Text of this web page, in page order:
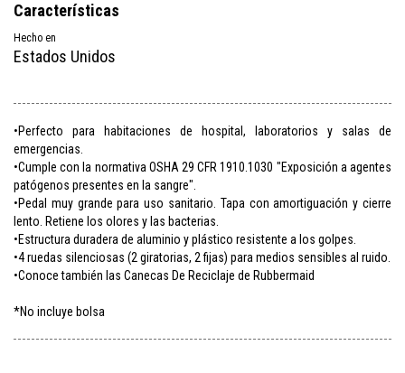
Características
Hecho en
Estados Unidos
•Perfecto para habitaciones de hospital, laboratorios y salas de
emergencias.
•Cumple con la normativa OSHA 29 CFR 1910.1030 "Exposición a agentes
patógenos presentes en la sangre".
•Pedal muy grande para uso sanitario. Tapa con amortiguación y cierre
lento. Retiene los olores y las bacterias.
•Estructura duradera de aluminio y plástico resistente a los golpes.
•4 ruedas silenciosas (2 giratorias, 2 fijas) para medios sensibles al ruido.
•Conoce también las Canecas De Reciclaje de Rubbermaid
*No incluye bolsa